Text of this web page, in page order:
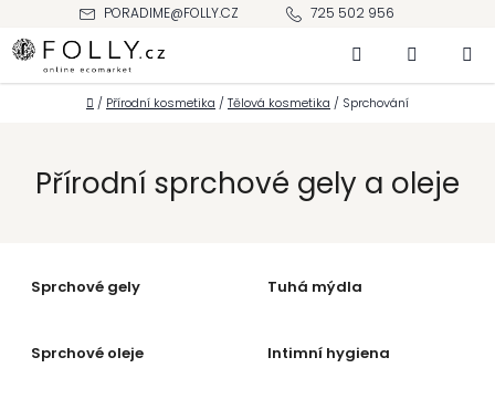
obsah
PORADIME@FOLLY.CZ 725 502 956
Hledat NÁKUPNÍ
KOŠÍK
Domů
/ Přírodní kosmetika /Tělová kosmetika / Sprchování
Přírodní sprchové gely a oleje
Sprchové gely Tuhá mýdla
Sprchové oleje Intimní hygiena